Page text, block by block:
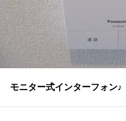
NEWS
最新情報
Q&A
よくあるご質問
ENTRY
モニター式インターフォン♪